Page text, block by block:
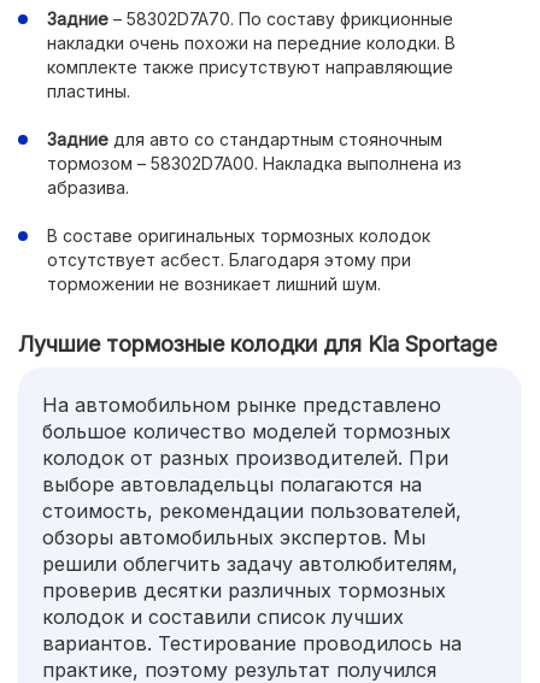
Задние – 58302D7A70. По составу фрикционные
накладки очень похожи на передние колодки. В
комплекте также присутствуют направляющие
пластины.
Задние для авто со стандартным стояночным
тормозом – 58302D7A00. Накладка выполнена из
абразива.
В составе оригинальных тормозных колодок
отсутствует асбест. Благодаря этому при
торможении не возникает лишний шум.
Лучшие тормозные колодки для Kia Sportage
На автомобильном рынке представлено
большое количество моделей тормозных
колодок от разных производителей. При
выборе автовладельцы полагаются на
стоимость, рекомендации пользователей,
обзоры автомобильных экспертов. Мы
решили облегчить задачу автолюбителям,
проверив десятки различных тормозных
колодок и составили список лучших
вариантов. Тестирование проводилось на
практике, поэтому результат получился